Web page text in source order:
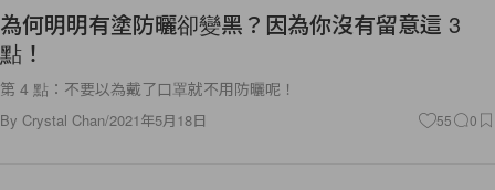
為何明明有塗防曬卻變黑？因為你沒有留意這 3
點！
第 4 點：不要以為戴了口罩就不用防曬呢！
By Crystal Chan/2021年5月18日 55 0